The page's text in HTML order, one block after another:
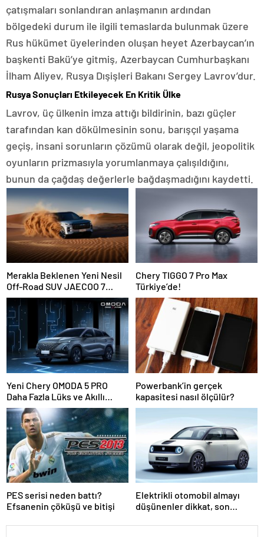
çatışmaları sonlandıran anlaşmanın ardından
bölgedeki durum ile ilgili temaslarda bulunmak üzere
Rus hükümet üyelerinden oluşan heyet Azerbaycan’ın
başkenti Bakü’ye gitmiş, Azerbaycan Cumhurbaşkanı
İlham Aliyev, Rusya Dışişleri Bakanı Sergey Lavrov’dur.
Rusya Sonuçları Etkileyecek En Kritik Ülke
Lavrov, üç ülkenin imza attığı bildirinin, bazı güçler
tarafından kan dökülmesinin sonu, barışçıl yaşama
geçiş, insani sorunların çözümü olarak değil, jeopolitik
oyunların prizmasıyla yorumlanmaya çalışıldığını,
bunun da çağdaş değerlerle bağdaşmadığını kaydetti.
Merakla Beklenen Yeni Nesil
Off-Road SUV JAECOO 7
Türkiye’de Satışa Sunuluyor!
Chery TIGGO 7 Pro Max
Türkiye’de!
Yeni Chery OMODA 5 PRO
Daha Fazla Lüks ve Akıllı
Teknoloji ile Geldi!
Powerbank’in gerçek
kapasitesi nasıl ölçülür?
PES serisi neden battı?
Efsanenin çöküşü ve bitişi
Elektrikli otomobil almayı
düşünenler dikkat, son